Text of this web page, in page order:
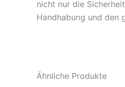
nicht nur die
Handhabung und den
Ähnliche Produkte